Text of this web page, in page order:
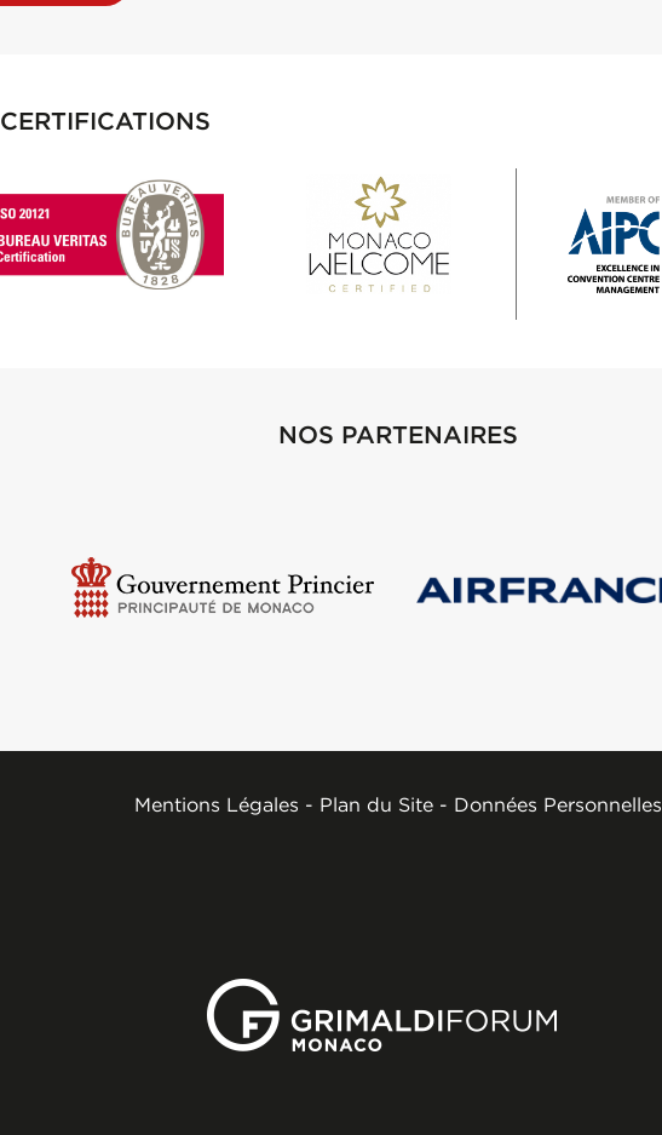
CERTIFICATIONS
NOS PARTENAIRES
Mentions Légales - Plan du Site - Données Personnelles